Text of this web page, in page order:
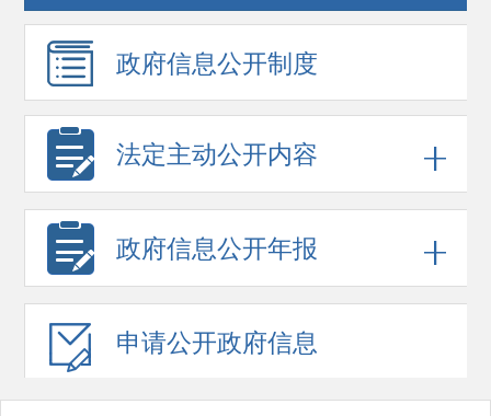
政府信息公开制度
法定主动公开内容
政府信息公开年报
申请公开政府信息